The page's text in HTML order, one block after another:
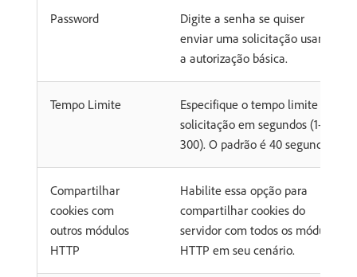
Password
Digite a senha se quiser
enviar uma solicitação usando
a autorização básica.
Tempo Limite
Especifique o tempo limite da
solicitação em segundos (1-
300). O padrão é 40 segundos.
Compartilhar
cookies com
outros módulos
HTTP
Habilite essa opção para
compartilhar cookies do
servidor com todos os módulos
HTTP em seu cenário.